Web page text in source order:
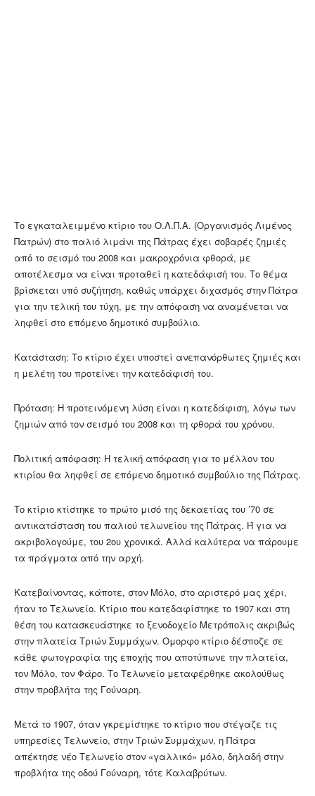
Το εγκαταλειμμένο κτίριο του Ο.Λ.Π.Α. (Οργανισμός Λιμένος
Πατρών) στο παλιό λιμάνι της Πάτρας έχει σοβαρές ζημιές
από το σεισμό του 2008 και μακροχρόνια φθορά, με
αποτέλεσμα να είναι προταθεί η κατεδάφισή του. Το θέμα
βρίσκεται υπό συζήτηση, καθώς υπάρχει διχασμός στην Πάτρα
για την τελική του τύχη, με την απόφαση να αναμένεται να
ληφθεί στο επόμενο δημοτικό συμβούλιο.
Κατάσταση: Το κτίριο έχει υποστεί ανεπανόρθωτες ζημιές και
η μελέτη του προτείνει την κατεδάφισή του.
Πρόταση: Η προτεινόμενη λύση είναι η κατεδάφιση, λόγω των
ζημιών από τον σεισμό του 2008 και τη φθορά του χρόνου.
Πολιτική απόφαση: Η τελική απόφαση για το μέλλον του
κτιρίου θα ληφθεί σε επόμενο δημοτικό συμβούλιο της Πάτρας.
Το κτίριο κτίστηκε το πρώτο μισό της δεκαετίας του ’70 σε
αντικατάσταση του παλιού τελωνείου της Πάτρας. Ή για να
ακριβολογούμε, του 2ου χρονικά. Αλλά καλύτερα να πάρουμε
τα πράγματα από την αρχή.
Κατεβαίνοντας, κάποτε, στον Μόλο, στο αριστερό μας χέρι,
ήταν το Τελωνείο. Κτίριο που κατεδαφίστηκε το 1907 και στη
θέση του κατασκευάστηκε το ξενοδοχείο Μετρόπολις ακριβώς
στην πλατεία Τριών Συμμάχων. Ομορφο κτίριο δέσποζε σε
κάθε φωτογραφία της εποχής που αποτύπωνε την πλατεία,
τον Μόλο, τον Φάρο. Το Τελωνείο μεταφέρθηκε ακολούθως
στην προβλήτα της Γούναρη.
Μετά το 1907, όταν γκρεμίστηκε το κτίριο που στέγαζε τις
υπηρεσίες Τελωνείο, στην Τριών Συμμάχων, η Πάτρα
απέκτησε νέο Τελωνείο στον «γαλλικό» μόλο, δηλαδή στην
προβλήτα της οδού Γούναρη, τότε Καλαβρύτων.